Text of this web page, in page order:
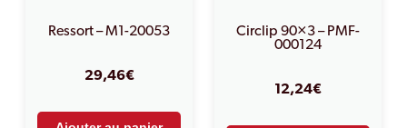
Ressort – M1-20053
29,46€
Circlip 90×3 – PMF-
000124
12,24€